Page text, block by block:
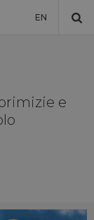
EN
e